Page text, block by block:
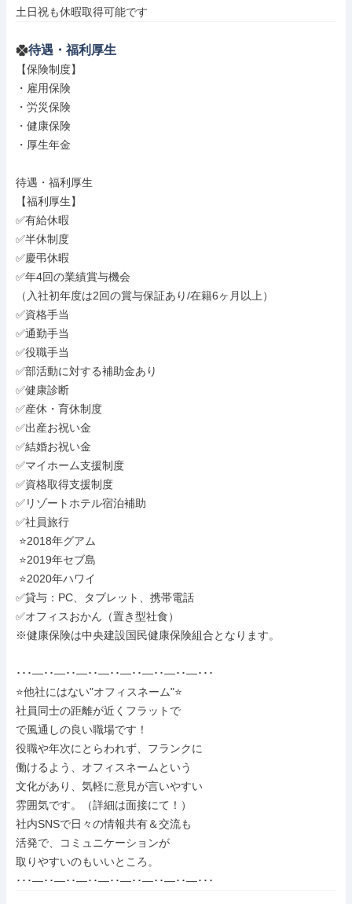
土日祝も休暇取得可能です
待遇・福利厚生
【保険制度】
・雇用保険
・労災保険
・健康保険
・厚生年金
待遇・福利厚生
【福利厚生】
✅有給休暇
✅半休制度
✅慶弔休暇
✅年4回の業績賞与機会
（入社初年度は2回の賞与保証あり/在籍6ヶ月以上）
✅資格手当
✅通勤手当
✅役職手当
✅部活動に対する補助金あり
✅健康診断
✅産休・育休制度
✅出産お祝い金
✅結婚お祝い金
✅マイホーム支援制度
✅資格取得支援制度
✅リゾートホテル宿泊補助
✅社員旅行
✅貸与：PC、タブレット、携帯電話
✅オフィスおかん（置き型社食）
※健康保険は中央建設国民健康保険組合となります。
･･･―･･―･･―･･―･･―･･―･･―･･―･･･
⭐他社にはない"オフィスネーム"⭐
社員同士の距離が近くフラットで
で風通しの良い職場です！
役職や年次にとらわれず、フランクに
働けるよう、オフィスネームという
文化があり、気軽に意見が言いやすい
雰囲気です。（詳細は面接にて！）
社内SNSで日々の情報共有＆交流も
活発で、コミュニケーションが
取りやすいのもいいところ。
･･･―･･―･･―･･―･･―･･―･･―･･―･･･